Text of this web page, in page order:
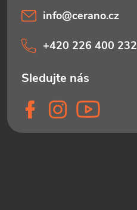
info@cerano.cz
+420 226 400 232